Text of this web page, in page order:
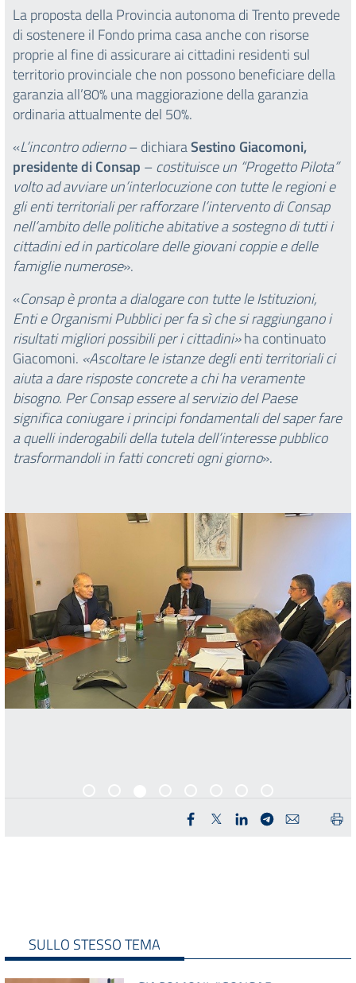
La proposta della Provincia autonoma di Trento prevede
di sostenere il Fondo prima casa anche con risorse
proprie al fine di assicurare ai cittadini residenti sul
territorio provinciale che non possono beneficiare della
garanzia all’80% una maggiorazione della garanzia
ordinaria attualmente del 50%.
«L’incontro odierno– dichiaraSestino Giacomoni,
presidente di Consap –costituisce un “Progetto Pilota”
volto ad avviare un’interlocuzione con tutte le regioni e
gli enti territoriali per rafforzare l’intervento di Consap
nell’ambito delle politiche abitative a sostegno di tutti i
cittadini ed in particolare delle giovani coppie e delle
famiglie numerose».
«Consap è pronta a dialogare con tutte le Istituzioni,
Enti e Organismi Pubblici per fa sì che si raggiungano i
risultati migliori possibili per i cittadini»ha continuato
Giacomoni. «Ascoltare le istanze degli enti territoriali ci
aiuta a dare risposte concrete a chi ha veramente
bisogno. Per Consap essere al servizio del Paese
significa coniugare i principi fondamentali del saper fare
a quelli inderogabili della tutela dell’interesse pubblico
trasformandoli in fatti concreti ogni giorno».
SULLO STESSO TEMA